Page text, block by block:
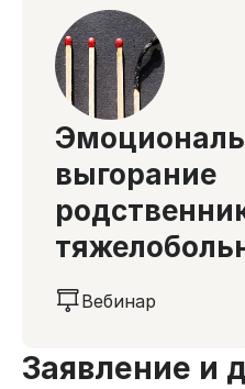
выгорание
Вебинар
Заявление и